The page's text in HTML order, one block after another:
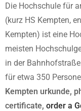
Die Hochschule für
(kurz HS Kempten,
Kempten) ist eine
meisten
in der
für etwa 350
Kempten urkunde,
certificate, order a